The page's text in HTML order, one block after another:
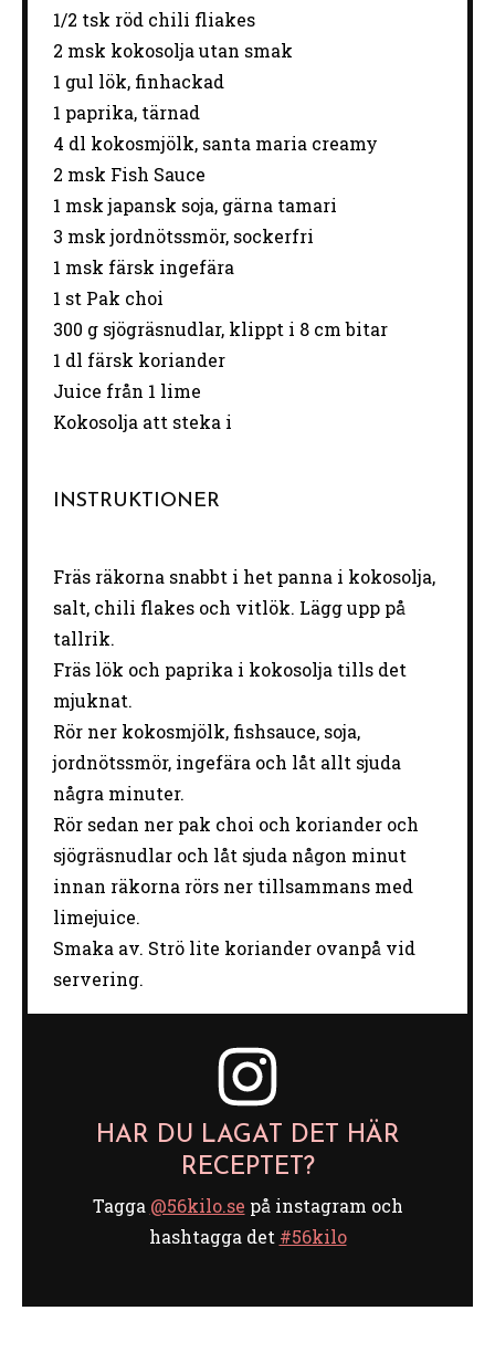
1/2 tsk röd chili fliakes
2 msk kokosolja utan smak
1 gul lök, finhackad
1 paprika, tärnad
4 dl kokosmjölk, santa maria creamy
2 msk Fish Sauce
1 msk japansk soja, gärna tamari
3 msk jordnötssmör, sockerfri
1 msk färsk ingefära
1 st Pak choi
300 gsjögräsnudlar, klippt i 8 cm bitar
1 dl färsk koriander
Juice från 1 lime
Kokosolja att steka i
INSTRUKTIONER
Fräs räkorna snabbt i het panna i kokosolja,
salt, chili flakes och vitlök. Lägg upp på
tallrik.
Fräs lök och paprika i kokosolja tills det
mjuknat.
Rör ner kokosmjölk, fishsauce, soja,
jordnötssmör, ingefära och låt allt sjuda
några minuter.
Rör sedan ner pak choi och koriander och
sjögräsnudlar och låt sjuda någon minut
innan räkorna rörs ner tillsammans med
limejuice.
Smaka av. Strö lite koriander ovanpå vid
servering.
HAR DU LAGAT DET HÄR
RECEPTET?
Tagga @56kilo.se på instagram och
hashtagga det #56kilo